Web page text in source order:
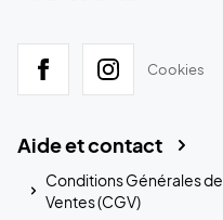
Cookies
Aide et contact
Conditions Générales de
Ventes (CGV)